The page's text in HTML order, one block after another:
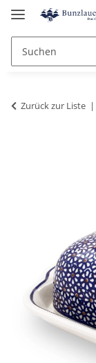
Zurück zur Liste